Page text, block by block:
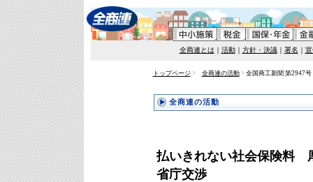
全商連とは ｜ 活動｜ 方針・決議｜ 署名 ｜
トップページ > 全商連の活動 >全国商工新聞 第2947号
全商連の活動
払いきれない社会保険料
省庁交渉